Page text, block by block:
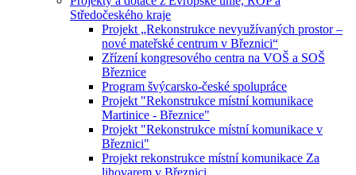
Středočeského kraje
Projekt „Rekonstrukce nevyužívaných prostor –
nové mateřské centrum v Březnici“
Zřízení kongresového centra na VOŠ a SOŠ
Březnice
Program švýcarsko-české spolupráce
Projekt "Rekonstrukce místní komunikace
Martinice - Březnice"
Projekt "Rekonstrukce místní komunikace v
Březnici"
Projekt rekonstrukce místní komunikace Za
lihovarem v Březnici